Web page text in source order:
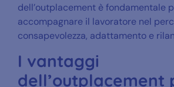
dell’outplacement è fondamentale
accompagnare il lavoratore nel
consapevolezza, adattamento e
I vantaggi
dell’outplacement